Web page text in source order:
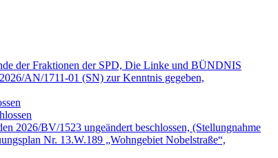
der Fraktionen der SPD, Die Linke und BÜNDNIS
AN/1711-01 (SN) zur Kenntnis gegeben,
2026/BV/1523 ungeändert beschlossen, (Stellungnahme
Nr. 13.W.189 „Wohngebiet Nobelstraße“,